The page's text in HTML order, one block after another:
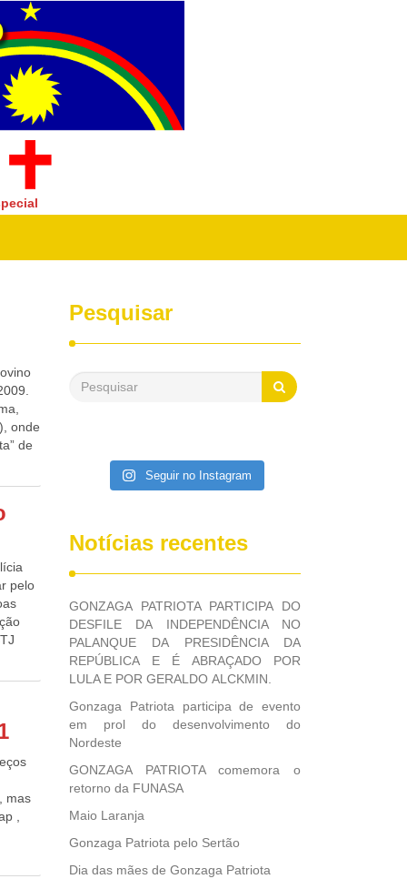
onde
de
em
pelo
o
que
16
mas
,
Pesquisar
Seguir no Instagram
Notícias recentes
GONZAGA PATRIOTA PARTICIPA DO
DESFILE DA INDEPENDÊNCIA NO
PALANQUE DA PRESIDÊNCIA DA
REPÚBLICA E É ABRAÇADO POR
LULA E POR GERALDO ALCKMIN.
Gonzaga Patriota participa de evento
em prol do desenvolvimento do
Nordeste
GONZAGA PATRIOTA comemora o
retorno da FUNASA
Maio Laranja
Gonzaga Patriota pelo Sertão
Dia das mães de Gonzaga Patriota